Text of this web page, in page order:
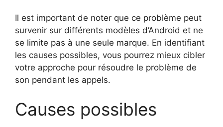
Il est important de noter que ce problème peut
survenir sur différents modèles d’Android et ne
se limite pas à une seule marque. En identifiant
les causes possibles, vous pourrez mieux cibler
votre approche pour résoudre le problème de
son pendant les appels.
Causes possibles